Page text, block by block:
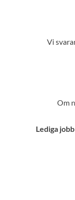
Vi
Om
Lediga jobb